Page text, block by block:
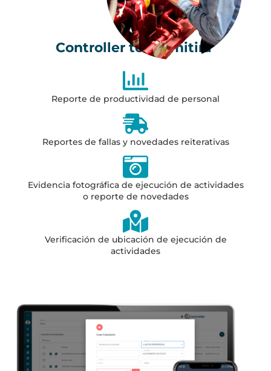
Controller te permitirá
Reporte de productividad de personal
Reportes de fallas y novedades reiterativas
Evidencia fotográfica de ejecución de actividades
o reporte de novedades
Verificación de ubicación de ejecución de
actividades